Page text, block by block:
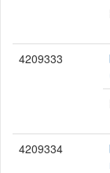
4209333
4209334